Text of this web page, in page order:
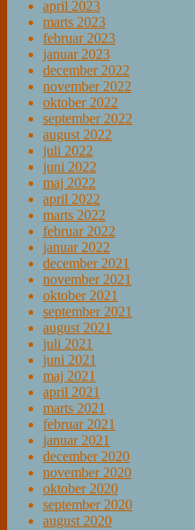
april 2023
marts 2023
februar 2023
januar 2023
december 2022
november 2022
oktober 2022
september 2022
august 2022
juli 2022
juni 2022
maj 2022
april 2022
marts 2022
februar 2022
januar 2022
december 2021
november 2021
oktober 2021
september 2021
august 2021
juli 2021
juni 2021
maj 2021
april 2021
marts 2021
februar 2021
januar 2021
december 2020
november 2020
oktober 2020
september 2020
august 2020